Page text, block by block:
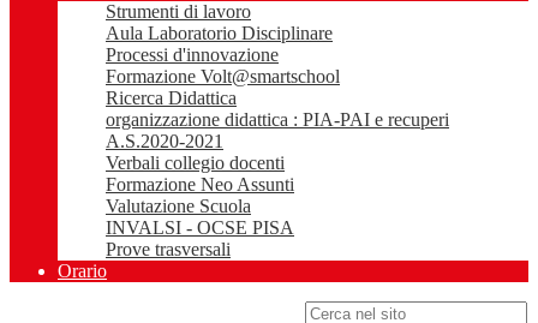
Strumenti di lavoro
Aula Laboratorio Disciplinare
Processi d'innovazione
Formazione Volt@smartschool
Ricerca Didattica
organizzazione didattica : PIA-PAI e recuperi
A.S.2020-2021
Verbali collegio docenti
Formazione Neo Assunti
Valutazione Scuola
INVALSI - OCSE PISA
Prove trasversali
Orario